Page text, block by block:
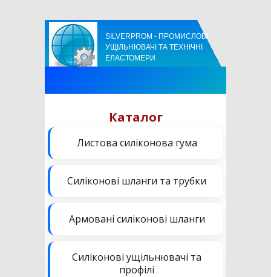
SILVERPROM - ПРОМИСЛОВІ
УЩІЛЬНЮВАЧІ ТА ТЕХНІЧНІ
ЕЛАСТОМЕРИ
Каталог
Листова силіконова гума
Силіконові шланги та трубки
Армовані силіконові шланги
Силіконові ущільнювачі та
профілі